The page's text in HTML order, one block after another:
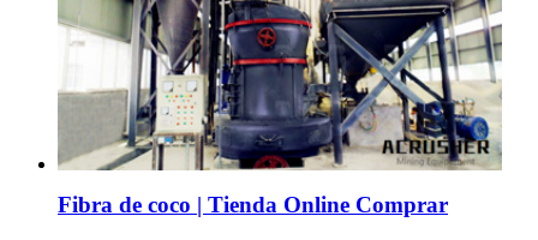
Fibra de coco | Tienda Online Comprar